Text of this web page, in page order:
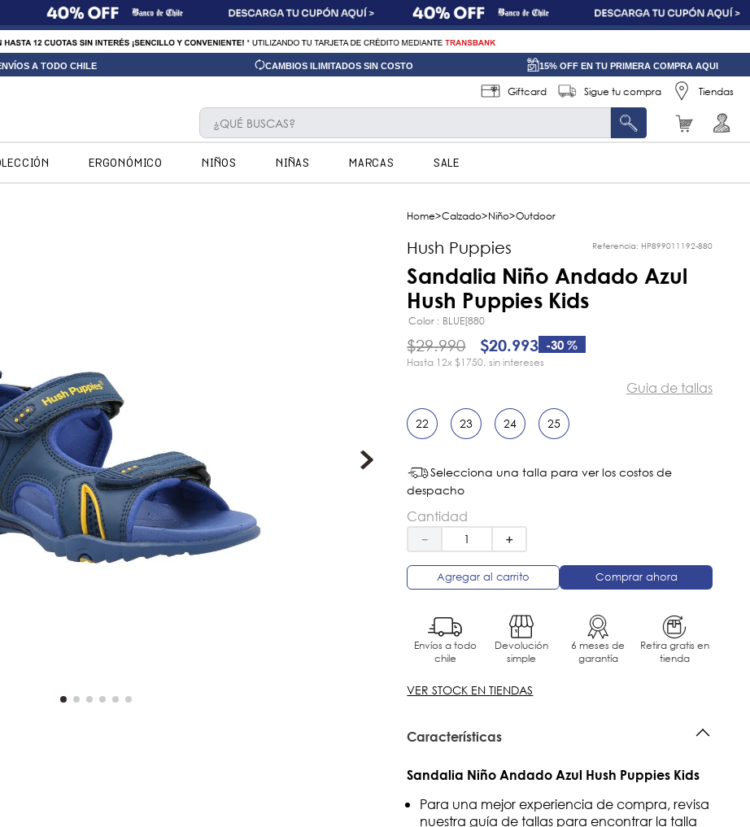
A TODO CHILE CAMBIOS ILIMITADOS SIN COSTO 15% OFF EN TU PRIMERA COMPRA AQUI
Giftcard Sigue tu compra Tiendas
¿QUÉ BUSCAS?
ERGONÓMICO NIÑOS NIÑAS MARCAS SALE
Calzado Niño Outdoor
Hush Puppies Referencia: HP899011192-880
Sandalia Niño Andado Azul
Hush Puppies Kids
Color BLUE[880
$29.990 $20.993 -30 %
12x$1750 sin intereses
Guia de tallas
22 23 24 25
Selecciona una talla para ver los costos de
despacho
Cantidad
＋
－
Agregar al carrito Comprar ahora
Envíos a todo
chile
Devolución
simple
6 meses de
garantía
Retira gratis en
tienda
VER STOCK EN TIENDAS
Características
Sandalia Niño Andado Azul Hush Puppies Kids
Para una mejor experiencia de compra, revisa
nuestra guía de tallas para encontrar la talla
TÉRMINOS MÁS BUSCADOS
1.
ninos
9.